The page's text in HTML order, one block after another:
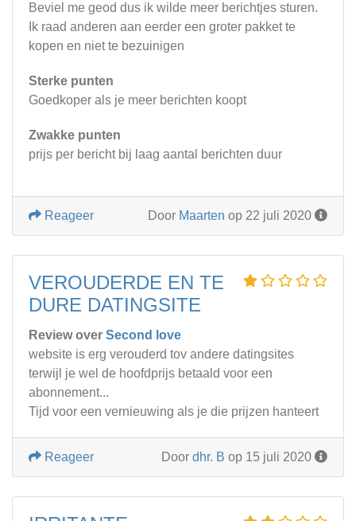
Beviel me geod dus ik wilde meer berichtjes sturen.
Ik raad anderen aan eerder een groter pakket te
kopen en niet te bezuinigen
Sterke punten
Goedkoper als je meer berichten koopt
Zwakke punten
prijs per bericht bij laag aantal berichten duur
Door Maarten op 22 juli 2020
Reageer
VEROUDERDE EN TE
DURE DATINGSITE
Review over Second love
website is erg verouderd tov andere datingsites
terwijl je wel de hoofdprijs betaald voor een
abonnement...
Tijd voor een vernieuwing als je die prijzen hanteert
Door dhr. B op 15 juli 2020
Reageer